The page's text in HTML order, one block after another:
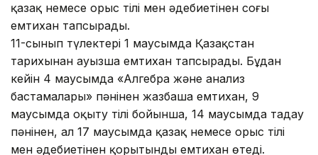
қазақ немесе орыс тілі мен әдебиетінен соңғы
емтихан тапсырады.
11-сынып түлектері 1 маусымда Қазақстан
тарихынан ауызша емтихан тапсырады. Бұдан
кейін 4 маусымда «Алгебра және анализ
бастамалары» пәнінен жазбаша емтихан, 9
маусымда оқыту тілі бойынша, 14 маусымда таңдау
пәнінен, ал 17 маусымда қазақ немесе орыс тілі
мен әдебиетінен қорытынды емтихан өтеді.